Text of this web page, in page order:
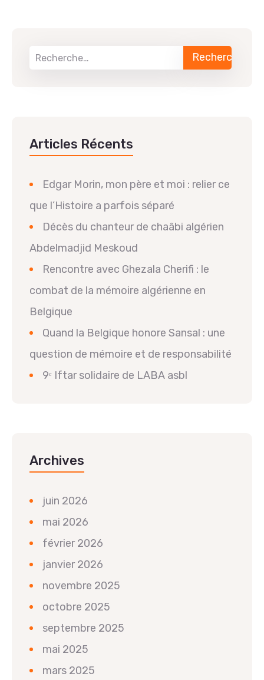
Articles Récents
Edgar Morin, mon père et moi : relier ce
que l’Histoire a parfois séparé
Décès du chanteur de chaâbi algérien
Abdelmadjid Meskoud
Rencontre avec Ghezala Cherifi : le
combat de la mémoire algérienne en
Belgique
Quand la Belgique honore Sansal : une
question de mémoire et de responsabilité
9ᵉ Iftar solidaire de LABA asbl
Archives
juin 2026
mai 2026
février 2026
janvier 2026
novembre 2025
octobre 2025
septembre 2025
mai 2025
mars 2025